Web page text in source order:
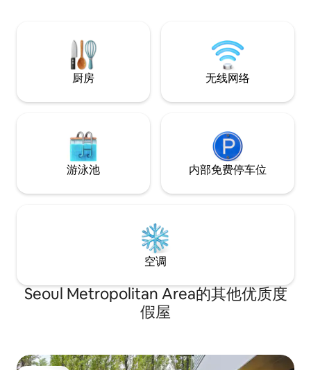
善洞（ Ikseon-dong ）和乙支路（ Euljiro
）等旅游景点。 ☺️ [基础价格为2人价格] *
额外房客：70000韩元（最多4人/推荐2
人） *对于3人或3人以上的预订，可提供额
小时20000韩元（最多1小时） * 如果实际
开，不予退款🙏
厨房 无线网络
游泳池 内部免费停车位
空调
Seoul Metropolitan Area的其他优质度
假屋